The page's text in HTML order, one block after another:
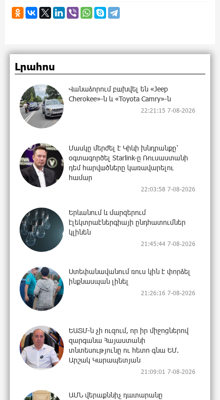
Լրահոս
Վանաձորում բшխվել են «Jeep
Cherokee»-ն և «Toyota Camry»-ն
22:21:15 7-08-2026
Մասկը մերժել է Կիևի խնդրանքը՝
օգտագործել Starlink-ը Ռուսաստանի
դեմ հարվшծները կառավարելու
համար
22:03:58 7-08-2026
Երևանում և մարզերում
էլեկտրաէներգիայի ընդհատումներ
կլինեն
21:45:44 7-08-2026
Ստեփանավանում ռուս կին է փորձել
ինքնասպան լինել
21:26:16 7-08-2026
ԵԱՏՄ֊ն չի ուզում, որ իր միջոցներով
զարգանա Հայաստանի
տնտեսությունը ու հետո գնա ԵՄ.
Արշակ Կարապետյան
21:09:01 7-08-2026
ԱՄՆ վերաքննիչ դատարանը